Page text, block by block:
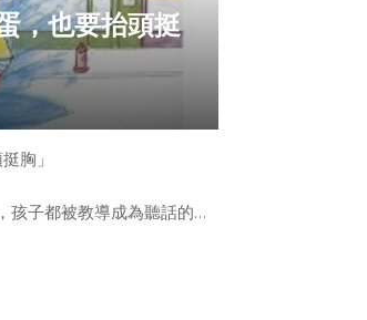
，也要抬頭挺
胸」
子都被教導成為聽話的乖